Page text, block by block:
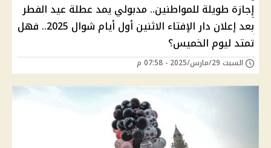
إجازة طويلة للمواطنين.. مدبولي يمد عطلة عيد الفطر
بعد إعلان دار الإفتاء الاثنين أول أيام شوال 2025.. فهل
تمتد ليوم الخميس؟
السبت 29/مارس/2025 - 07:58 م